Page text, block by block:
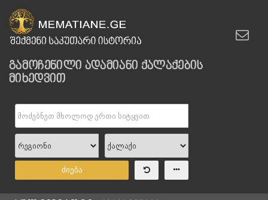
გამოჩენილი ადამიანი ქალაქების
მიხედვით
ძიება